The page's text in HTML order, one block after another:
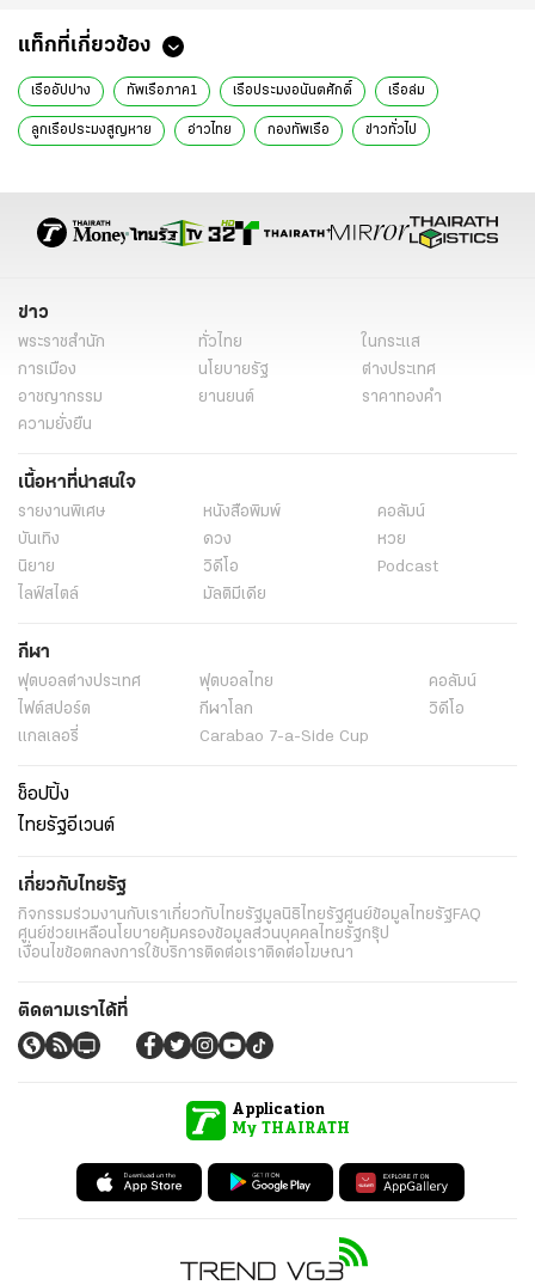
แท็กที่เกี่ยวข้อง
เรืออัปปาง ทัพเรือภาค1 เรือประมงอนันตศักดิ์ เรือล่ม
ลูกเรือประมงสูญหาย อ่าวไทย กองทัพเรือ ข่าวทั่วไป
ข่าว
พระราชสำนัก ทั่วไทย
ในกระแส
การเมือง
นโยบายรัฐ
ต่างประเทศ
อาชญากรรม
ยานยนต์
ราคาทองคำ
ความยั่งยืน
เนื้อหาที่น่าสนใจ
รายงานพิเศษ หนังสือพิมพ์
คอลัมน์
บันเทิง
ดวง
หวย
นิยาย
วิดีโอ
Podcast
ไลฟ์สไตล์
มัลติมีเดีย
กีฬา
ฟุตบอลต่่างประเทศ ฟุตบอลไทย
คอลัมน์
ไฟต์สปอร์ต
กีฬาโลก
วิดีโอ
แกลเลอรี่
Carabao 7-a-Side Cup
ช็อปปิ้ง
ไทยรัฐอีเวนต์
เกี่ยวกับไทยรัฐ
กิจกรรมร่วมงานกับเราเกี่ยวกับไทยรัฐมูลนิธิไทยรัฐศูนย์ข้อมูลไทยรัฐFAQ
ศูนย์ช่วยเหลือนโยบายคุ้มครองข้อมูลส่วนบุคคลไทยรัฐกรุ๊ป
เงื่อนไขข้อตกลงการใช้บริการติดต่อเราติดต่อโฆษณา
ติดตามเราได้ที่
Application
My THAIRATH